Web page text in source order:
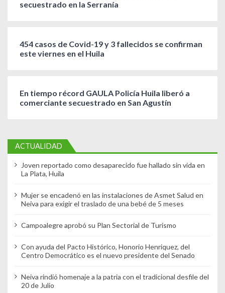
secuestrado en la Serranía
454 casos de Covid-19 y 3 fallecidos se confirman
este viernes en el Huila
En tiempo récord GAULA Policía Huila liberó a
comerciante secuestrado en San Agustín
ACTUALIDAD
Joven reportado como desaparecido fue hallado sin vida en
La Plata, Huila
Mujer se encadenó en las instalaciones de Asmet Salud en
Neiva para exigir el traslado de una bebé de 5 meses
Campoalegre aprobó su Plan Sectorial de Turismo
Con ayuda del Pacto Histórico, Honorio Henriquez, del
Centro Democrático es el nuevo presidente del Senado
Neiva rindió homenaje a la patria con el tradicional desfile del
20 de Julio